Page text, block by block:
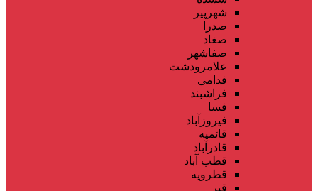
شهرپیر
صدرا
صغاد
صفاشهر
علامرودشت
فدامی
فراشبند
فسا
فیروزآباد
قائمیه
قادرآباد
قطب آباد
قطرویه
قیر